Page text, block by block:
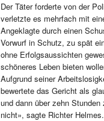
Der Täter forderte von der
verletzte es mehrfach mit
Angeklagte durch einen
Vorwurf in Schutz, zu spät
ohne Erfolgsaussichten
schöneres Leben bieten
Aufgrund seiner
bewertete das Gericht als
und dann über zehn
nicht», sagte Richter